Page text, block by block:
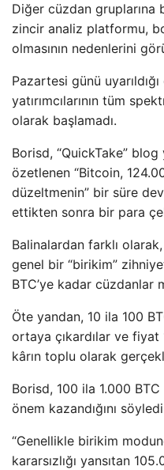
Diğer cüzdan gruplarına
zincir analiz platformu,
olmasının nedenlerini
Pazartesi günü
yatırımcılarının tüm
olarak başlamadı.
Borisd, “QuickTake” blog
özetlenen “Bitcoin,
düzeltmenin” bir süre
ettikten sonra bir para
Balinalardan farklı
genel bir “birikim”
BTC’ye kadar cüzdanlar
Öte yandan, 10 ila 100
ortaya çıkardılar ve fiyat
kârın toplu olarak
Borisd, 100 ila 1.000
önem kazandığını
“Genellikle birikim
kararsızlığı yansıtan